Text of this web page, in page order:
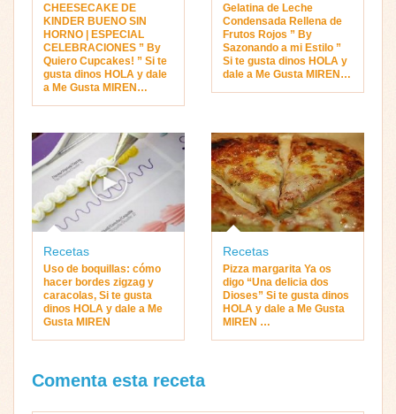
CHEESECAKE DE
KINDER BUENO SIN
HORNO | ESPECIAL
CELEBRACIONES ” By
Quiero Cupcakes! ” Si te
gusta dinos HOLA y dale
a Me Gusta MIREN…
Gelatina de Leche
Condensada Rellena de
Frutos Rojos ” By
Sazonando a mi Estilo ”
Si te gusta dinos HOLA y
dale a Me Gusta MIREN…
Recetas
Uso de boquillas: cómo
hacer bordes zigzag y
caracolas, Si te gusta
dinos HOLA y dale a Me
Gusta MIREN
Recetas
Pizza margarita Ya os
digo “Una delicia dos
Dioses” Si te gusta dinos
HOLA y dale a Me Gusta
MIREN …
Comenta esta receta